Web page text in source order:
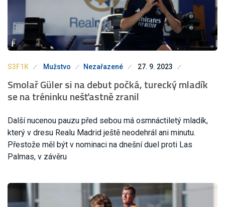
S3F1K Mužstvo Nezařazené 27. 9. 2023
Smolař Güler si na debut počká, turecký mladík
se na tréninku nešťastně zranil
Další nucenou pauzu před sebou má osmnáctiletý mladík,
který v dresu Realu Madrid ještě neodehrál ani minutu.
Přestože měl být v nominaci na dnešní duel proti Las
Palmas, v závěru